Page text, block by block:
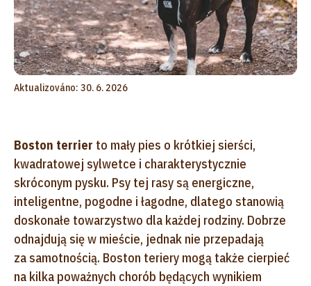
Aktualizováno: 30. 6. 2026
Boston terrier to mały pies o krótkiej sierści,
kwadratowej sylwetce i charakterystycznie
skróconym pysku. Psy tej rasy są energiczne,
inteligentne, pogodne i łagodne, dlatego stanowią
doskonałe towarzystwo dla każdej rodziny. Dobrze
odnajdują się w mieście, jednak nie przepadają
za samotnością. Boston teriery mogą także cierpieć
na kilka poważnych chorób będących wynikiem